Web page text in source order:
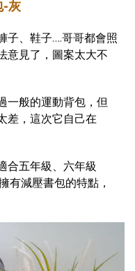
-灰
子、鞋子….哥哥都會照
意見了，圖案太大不
一般的運動背包，但
差，這次它自己在
合五年級、六年級
有減壓書包的特點，